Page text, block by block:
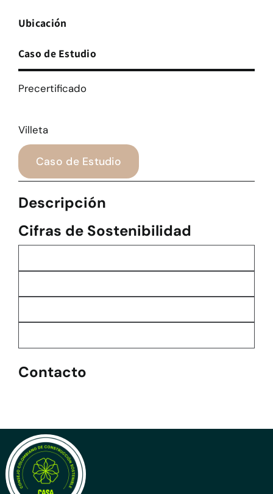
Ubicación
Caso de Estudio
Precertificado
Villeta
Caso de Estudio
Descripción
Cifras de Sostenibilidad
Contacto